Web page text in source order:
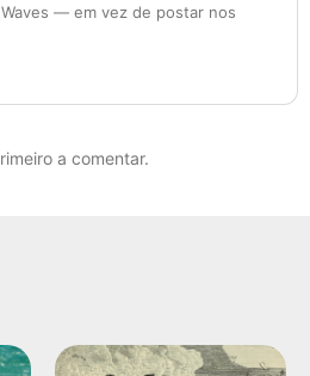
— em vez de postar nos
a comentar.